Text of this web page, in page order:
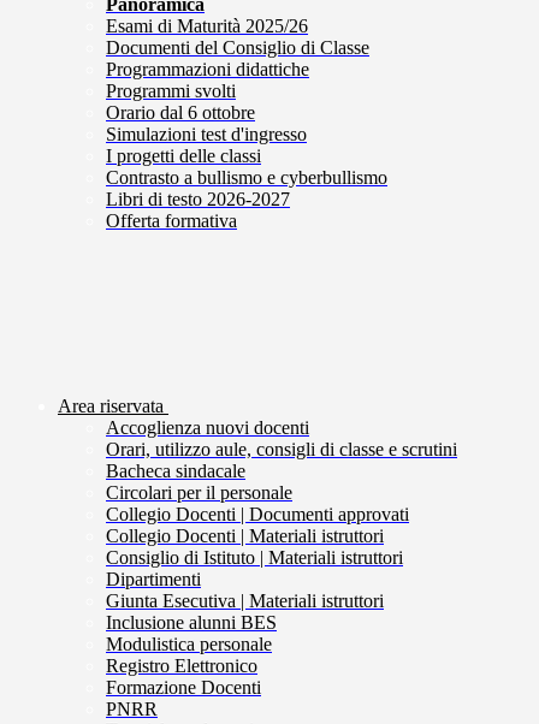
Panoramica
Esami di Maturità 2025/26
Documenti del Consiglio di Classe
Programmazioni didattiche
Programmi svolti
Orario dal 6 ottobre
Simulazioni test d'ingresso
I progetti delle classi
Contrasto a bullismo e cyberbullismo
Libri di testo 2026-2027
Offerta formativa
Area riservata
Accoglienza nuovi docenti
Orari, utilizzo aule, consigli di classe e scrutini
Bacheca sindacale
Circolari per il personale
Collegio Docenti | Documenti approvati
Collegio Docenti | Materiali istruttori
Consiglio di Istituto | Materiali istruttori
Dipartimenti
Giunta Esecutiva | Materiali istruttori
Inclusione alunni BES
Modulistica personale
Registro Elettronico
Formazione Docenti
PNRR